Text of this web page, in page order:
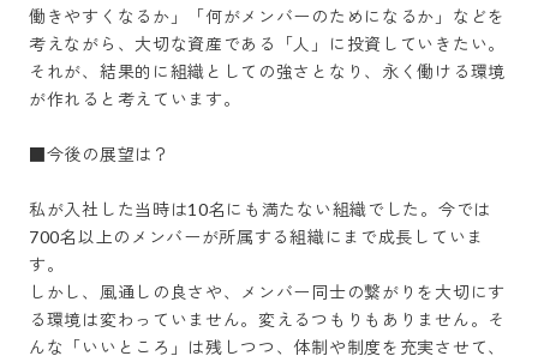
働きやすくなるか」「何がメンバーのためになるか」などを
考えながら、大切な資産である「人」に投資していきたい。
それが、結果的に組織としての強さとなり、永く働ける環境
が作れると考えています。
■今後の展望は？
私が入社した当時は10名にも満たない組織でした。今では
700名以上のメンバーが所属する組織にまで成長していま
す。
しかし、風通しの良さや、メンバー同士の繋がりを大切にす
る環境は変わっていません。変えるつもりもありません。そ
んな「いいところ」は残しつつ、体制や制度を充実させて、